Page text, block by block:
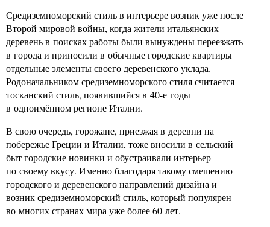
Средиземноморский стиль в интерьере возник уже после
Второй мировой войны, когда жители итальянских
деревень в поисках работы были вынуждены переезжать
в города и приносили в обычные городские квартиры
отдельные элементы своего деревенского уклада.
Родоначальником средиземноморского стиля считается
тосканский стиль, появившийся в 40-е годы
в одноимённом регионе Италии.
В свою очередь, горожане, приезжая в деревни на
побережье Греции и Италии, тоже вносили в сельский
быт городские новинки и обустраивали интерьер
по своему вкусу. Именно благодаря такому смешению
городского и деревенского направлений дизайна и
возник средиземноморский стиль, который популярен
во многих странах мира уже более 60 лет.